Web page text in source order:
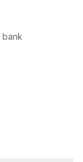
bank